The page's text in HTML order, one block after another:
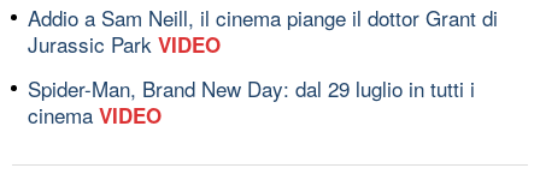
Addio a Sam Neill, il cinema piange il dottor Grant di
Jurassic Park VIDEO
Spider-Man, Brand New Day: dal 29 luglio in tutti i
cinema VIDEO